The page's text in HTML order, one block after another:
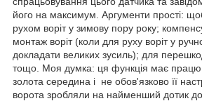
його на максимум. Аргументи прості:
рухом воріт у зимову пору року;
монтаж воріт (коли для руху воріт у
докладати великих зусиль); для
тощо. Моя думка: ця функція має
золота середина і не обов'язково її
ворота зробляли на найменший дотик